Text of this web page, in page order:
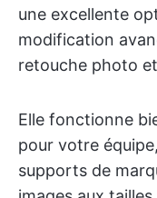
une excellente
modification
retouche photo
Elle fonctionne
pour votre
supports de